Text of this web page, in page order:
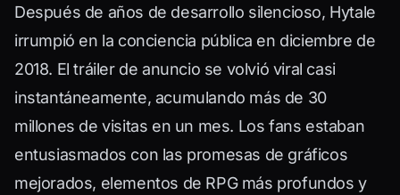
Después de años de desarrollo silencioso, Hytale
irrumpió en la conciencia pública en diciembre de
2018. El tráiler de anuncio se volvió viral casi
instantáneamente, acumulando más de 30
millones de visitas en un mes. Los fans estaban
entusiasmados con las promesas de gráficos
mejorados, elementos de RPG más profundos y